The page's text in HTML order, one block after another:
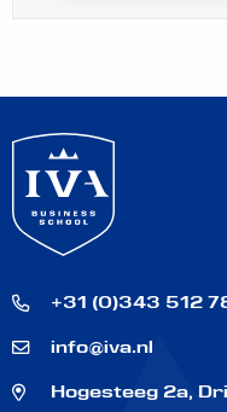
+31 (0)343 512
info@iva.nl
Hogesteeg 2a,